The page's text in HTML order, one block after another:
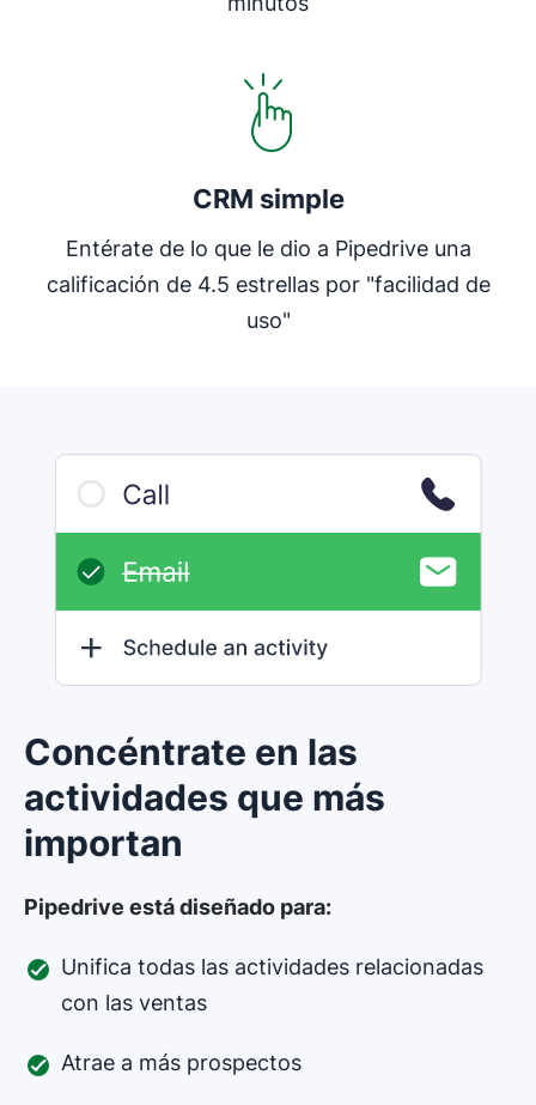
CRM simple
Entérate de lo que le dio a Pipedrive una
calificación de 4.5 estrellas por "facilidad de
uso"
Concéntrate en las
actividades que más
importan
Pipedrive está diseñado para:
Unifica todas las actividades relacionadas
con las ventas
Atrae a más prospectos